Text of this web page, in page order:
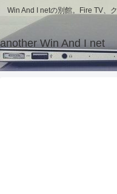
Win And I netの別館。Fire TV、
another Win And I net